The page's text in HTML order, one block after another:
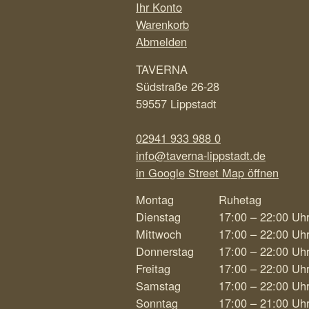
Ihr Konto
Warenkorb
Abmelden
TAVERNA
Südstraße 26-28
59557 Lippstadt
02941 933 988 0
info@taverna-lippstadt.de
in Google Street Map öffnen
Montag
Ruhetag
Dienstag
17:00 – 22:00 Uhr
Mittwoch
17:00 – 22:00 Uhr
Donnerstag
17:00 – 22:00 Uhr
Freitag
17:00 – 22:00 Uhr
Samstag
17:00 – 22:00 Uhr
Sonntag
17:00 – 21:00 Uhr